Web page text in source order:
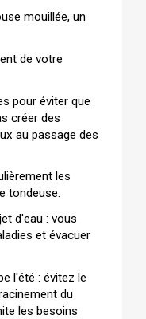
mouillée, un
de votre
pour éviter que
créer des
au passage des
les
tondeuse.
d'eau : vous
et évacuer
l'été : évitez le
du
les besoins